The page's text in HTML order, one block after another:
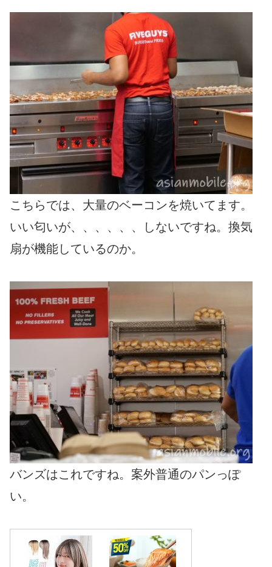
こちらでは、大量のベーコンを焼いてます。
いい匂いが、、、、、、しないですね。換気
扇が機能しているのか。
バンズはこれですね。案外普通のパンっぽ
い。